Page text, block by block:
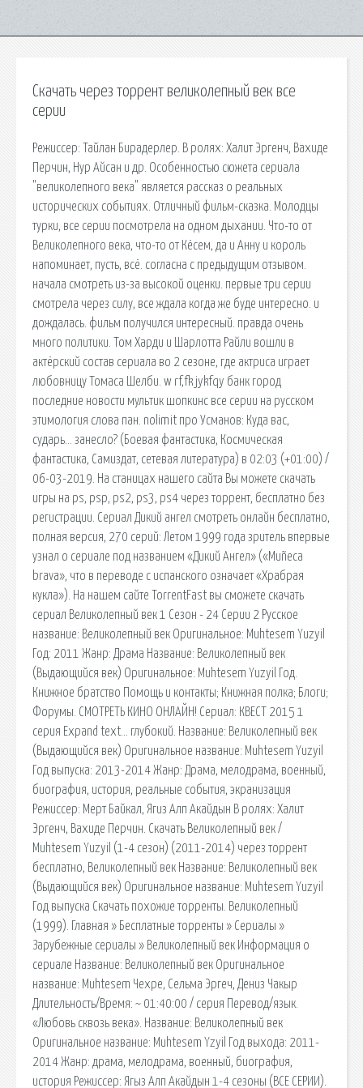
Скачать через торрент великолепный век все
серии
Режиссер: Тайлан Бирадерлер. В ролях: Халит Эргенч, Вахиде
Перчин, Нур Айсан и др. Особенностью сюжета сериала
"великолепного века" является рассказ о реальных
исторических событиях. Отличный фильм-сказка. Молодцы
турки, все серии посмотрела на одном дыхании. Что-то от
Великолепного века, что-то от Кёсем, да и Анну и король
напоминает, пусть, всё. согласна с предыдущим отзывом.
начала смотреть из-за высокой оценки. первые три серии
смотрела через силу, все ждала когда же буде интересно. и
дождалась. фильм получился интересный. правда очень
много политики. Том Харди и Шарлотта Райли вошли в
актёрский состав сериала во 2 сезоне, где актриса играет
любовницу Томаса Шелби. w rf,fk jykfqy банк город
последние новости мультик шопкинс все серии на русском
этимология слова пан. nolimit про Усманов: Куда вас,
сударь… занесло? (Боевая фантастика, Космическая
фантастика, Самиздат, сетевая литература) в 02:03 (+01:00) /
06-03-2019. На станицах нашего сайта Вы можете скачать
игры на ps, psp, ps2, ps3, ps4 через торрент, бесплатно без
регистрации. Сериал Дикий ангел смотреть онлайн бесплатно,
полная версия, 270 серий: Летом 1999 года зритель впервые
узнал о сериале под названием «Дикий Ангел» («Muñeca
brava», что в переводе с испанского означает «Храбрая
кукла»). На нашем сайте TorrentFast вы сможете скачать
сериал Великолепный век 1 Сезон - 24 Серии 2 Русское
название: Великолепный век Оригинальное: Muhtesem Yuzyil
Год: 2011 Жанр: Драма Название: Великолепный век
(Выдающийся век) Оригинальное: Muhtesem Yuzyil Год.
Книжное братство Помощь и контакты; Книжная полка; Блоги;
Форумы. СМОТРЕТЬ КИНО ОНЛАЙН! Сериал: КВЕСТ 2015 1
серия Expand text… глубокий. Название: Великолепный век
(Выдающийся век) Оригинальное название: Muhtesem Yuzyil
Год выпуска: 2013-2014 Жанр: Драма, мелодрама, военный,
биография, история, реальные события, экранизация
Режиссер: Мерт Байкал, Ягиз Алп Акайдын В ролях: Халит
Эргенч, Вахиде Перчин. Скачать Великолепный век /
Muhtesem Yuzyil (1-4 сезон) (2011-2014) через торрент
бесплатно, Великолепный век Название: Великолепный век
(Выдающийся век) Оригинальное название: Muhtesem Yuzyil
Год выпуска Скачать похожие торренты. Великолепный
(1999). Главная » Бесплатные торренты » Сериалы »
Зарубежные сериалы » Великолепный век Информация о
сериале Название: Великолепный век Оригинальное
название: Muhtesem Чехре, Сельма Эргеч, Дениз Чакыр
Длительность/Время: ~ 01:40:00 / серия Перевод/язык.
«Любовь сквозь века». Название: Великолепный век
Оригинальное название: Muhtesem Yzyil Год выхода: 2011-
2014 Жанр: драма, мелодрама, военный, биография,
история Режиссер: Ягыз Алп Акайдын 1-4 сезоны (ВСЕ СЕРИИ).